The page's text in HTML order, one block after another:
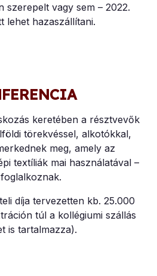
szerepelt vagy sem – 2022.
lehet hazaszállítani.
keretében a résztvevők
törekvéssel, alkotókkal,
meg, amely az
textíliák mai használatával –
díja tervezetten kb. 25.000
túl a kollégiumi szállás
is tartalmazza).